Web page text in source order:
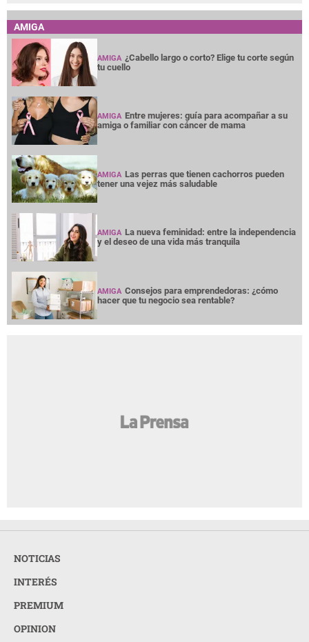
AMIGA
AMIGA ¿Cabello largo o corto? Elige tu corte según
tu cuello
AMIGA Entre mujeres: guía para acompañar a su
amiga o familiar con cáncer de mama
AMIGA Las perras que tienen cachorros pueden
tener una vejez más saludable
AMIGA La nueva feminidad: entre la independencia
y el deseo de una vida más tranquila
AMIGA Consejos para emprendedoras: ¿cómo
hacer que tu negocio sea rentable?
NOTICIAS
INTERÉS
PREMIUM
OPINION